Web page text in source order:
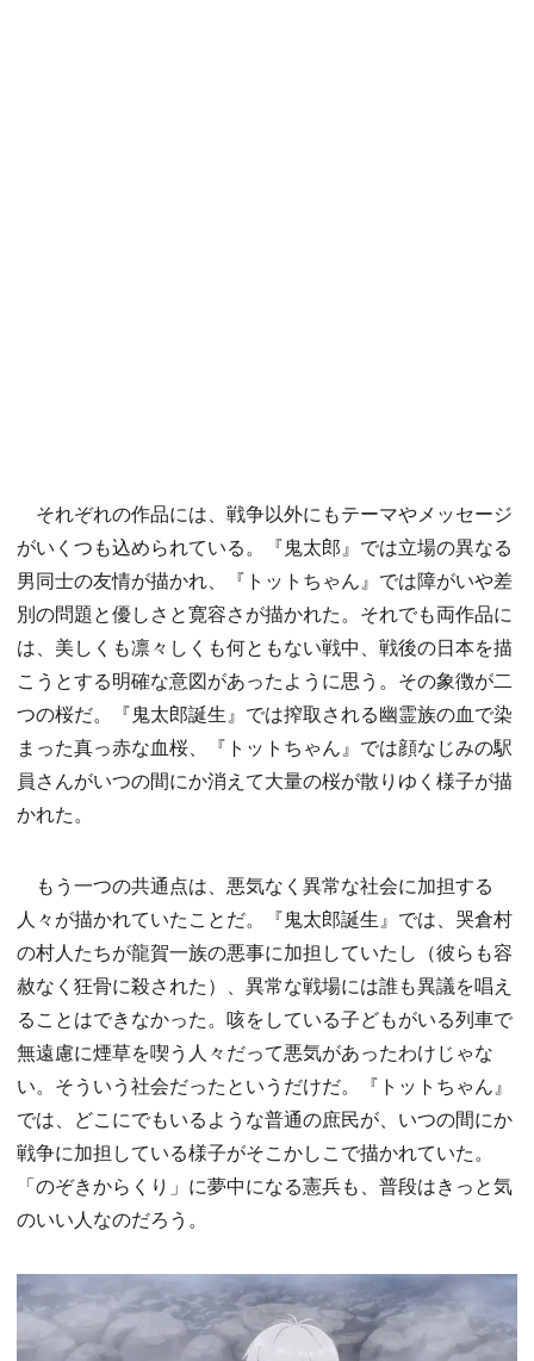
それぞれの作品には、戦争以外にもテーマやメッセージ
がいくつも込められている。『鬼太郎』では立場の異なる
男同士の友情が描かれ、『トットちゃん』では障がいや差
別の問題と優しさと寛容さが描かれた。それでも両作品に
は、美しくも凛々しくも何ともない戦中、戦後の日本を描
こうとする明確な意図があったように思う。その象徴が二
つの桜だ。『鬼太郎誕生』では搾取される幽霊族の血で染
まった真っ赤な血桜、『トットちゃん』では顔なじみの駅
員さんがいつの間にか消えて大量の桜が散りゆく様子が描
かれた。
もう一つの共通点は、悪気なく異常な社会に加担する
人々が描かれていたことだ。『鬼太郎誕生』では、哭倉村
の村人たちが龍賀一族の悪事に加担していたし（彼らも容
赦なく狂骨に殺された）、異常な戦場には誰も異議を唱え
ることはできなかった。咳をしている子どもがいる列車で
無遠慮に煙草を喫う人々だって悪気があったわけじゃな
い。そういう社会だったというだけだ。『トットちゃん』
では、どこにでもいるような普通の庶民が、いつの間にか
戦争に加担している様子がそこかしこで描かれていた。
「のぞきからくり」に夢中になる憲兵も、普段はきっと気
のいい人なのだろう。